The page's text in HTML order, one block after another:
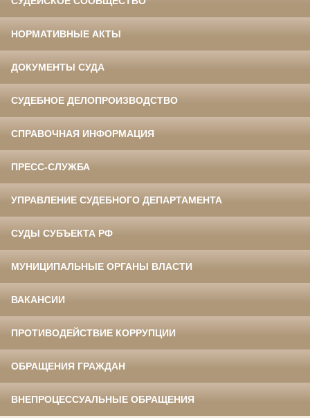
НОРМАТИВНЫЕ АКТЫ
ДОКУМЕНТЫ СУДА
СУДЕБНОЕ ДЕЛОПРОИЗВОДСТВО
СПРАВОЧНАЯ ИНФОРМАЦИЯ
ПРЕСС-СЛУЖБА
УПРАВЛЕНИЕ СУДЕБНОГО ДЕПАРТАМЕНТА
СУДЫ СУБЪЕКТА РФ
МУНИЦИПАЛЬНЫЕ ОРГАНЫ ВЛАСТИ
ВАКАНСИИ
ПРОТИВОДЕЙСТВИЕ КОРРУПЦИИ
ОБРАЩЕНИЯ ГРАЖДАН
ВНЕПРОЦЕССУАЛЬНЫЕ ОБРАЩЕНИЯ